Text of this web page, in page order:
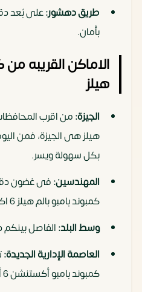
طريق دهشور:على بُعد
بأمان.
الاماكن القريبه من
هيلز
الجيزة:
هيلز هى الجيزة، فمن
بكل سهولة ويسر.
المهندسين:فى غضون
كمبوند بامبو بالم هيلز 6 اكتوبر.
وسط البلد:الفاصل
العاصمة الإدارية الجديدة:
كمبوند بامبو أكستنشن 6 أكتوبر.